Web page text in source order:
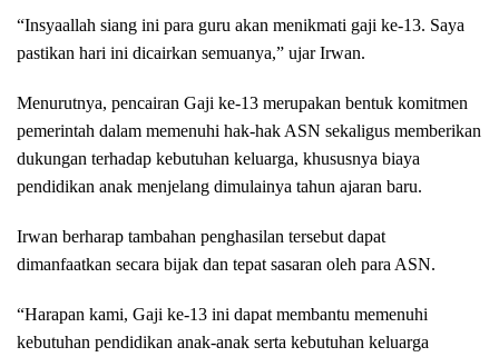
“Insyaallah siang ini para guru akan menikmati gaji ke-13. Saya
pastikan hari ini dicairkan semuanya,” ujar Irwan.
Menurutnya, pencairan Gaji ke-13 merupakan bentuk komitmen
pemerintah dalam memenuhi hak-hak ASN sekaligus memberikan
dukungan terhadap kebutuhan keluarga, khususnya biaya
pendidikan anak menjelang dimulainya tahun ajaran baru.
Irwan berharap tambahan penghasilan tersebut dapat
dimanfaatkan secara bijak dan tepat sasaran oleh para ASN.
“Harapan kami, Gaji ke-13 ini dapat membantu memenuhi
kebutuhan pendidikan anak-anak serta kebutuhan keluarga